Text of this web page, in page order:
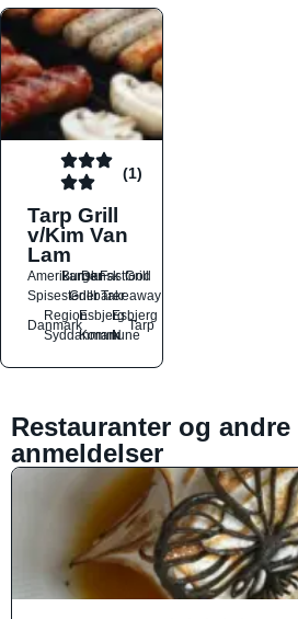
(1)
Tarp Grill
v/Kim Van
Lam
Amerikansk
BurgerDanskFastfood
Grill
SpisestederGrillbarerTakeaway
Danmark
Region
Syddanmark
Esbjerg
Kommune
Esbjerg
N
Tarp
Restauranter og andre
anmeldelser